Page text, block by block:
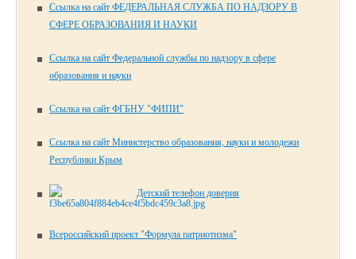
Ссылка на сайт ФЕДЕРАЛЬНАЯ СЛУЖБА ПО НАДЗОРУ В
СФЕРЕ ОБРАЗОВАНИЯ И НАУКИ
Ссылка на сайт Федеральной службы по надзору в сфере
образования и науки
Ссылка на сайт ФГБНУ "ФИПИ"
Ссылка на сайт Министерство образования, науки и молодежи
Республики Крым
Детский телефон доверия
Всероссийский проект "Формула патриотизма"